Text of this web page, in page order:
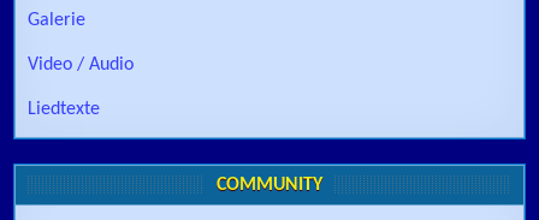
Galerie
Video / Audio
Liedtexte
COMMUNITY